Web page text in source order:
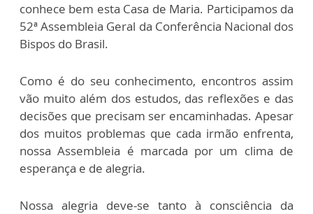
conhece bem esta Casa de Maria. Participamos da
52ª Assembleia Geral da Conferência Nacional dos
Bispos do Brasil.
Como é do seu conhecimento, encontros assim
vão muito além dos estudos, das reflexões e das
decisões que precisam ser encaminhadas. Apesar
dos muitos problemas que cada irmão enfrenta,
nossa Assembleia é marcada por um clima de
esperança e de alegria.
Nossa alegria deve-se tanto à consciência da